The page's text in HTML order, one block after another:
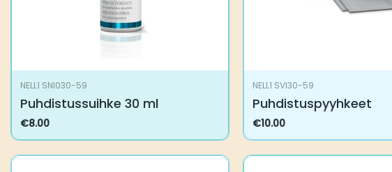
NELL1 SNI030-59
Puhdistussuihke 30 ml
€8.00
NELL1 SVI30-59
Puhdistuspyyhkeet
€10.00